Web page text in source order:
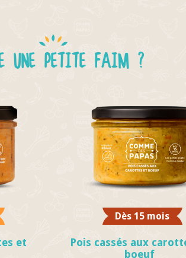
UNE PETITE FAIM ?
et
Dès 15 mois
Pois cassés aux
boeuf